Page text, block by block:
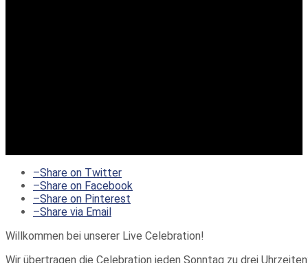
–Share on Twitter
–Share on Facebook
–Share on Pinterest
–Share via Email
Willkommen bei unserer Live Celebration!
Wir übertragen die Celebration jeden Sonntag zu drei